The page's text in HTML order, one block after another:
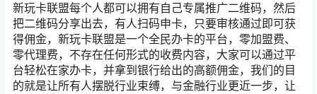
新玩卡联盟每个人都可以拥有自己专属推广二维码，然后
把二维码分享出去，有人扫码申卡，只要审核通过即可获
得佣金，新玩卡联盟是一个全民办卡的平台，零加盟费、
零代理费，不存在任何形式的收费内容，大家可以通过平
台轻松在家办卡，并拿到银行给出的高额佣金，我们的目
的就是让所有人摆脱行业束缚，与金融行业更近一步，让